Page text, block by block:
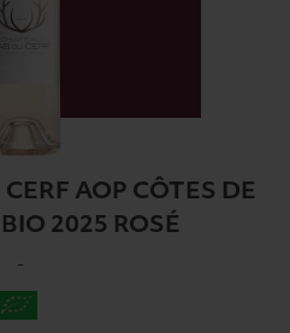
AOP CÔTES DE
2025 ROSÉ
-